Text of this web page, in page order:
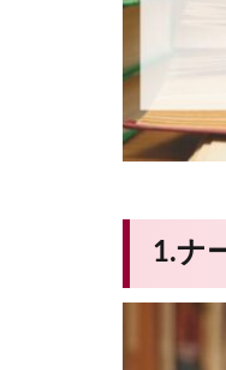
1.ナ